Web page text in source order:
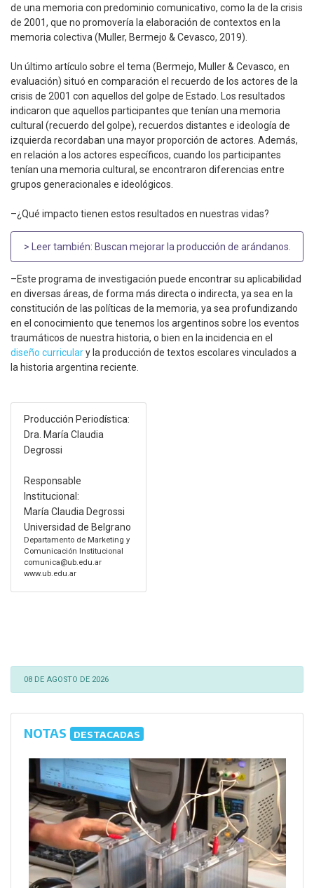
de una memoria con predominio comunicativo, como la de la crisis
de 2001, que no promovería la elaboración de contextos en la
memoria colectiva (Muller, Bermejo & Cevasco, 2019).
Un último artículo sobre el tema (Bermejo, Muller & Cevasco, en
evaluación) situó en comparación el recuerdo de los actores de la
crisis de 2001 con aquellos del golpe de Estado. Los resultados
indicaron que aquellos participantes que tenían una memoria
cultural (recuerdo del golpe), recuerdos distantes e ideología de
izquierda recordaban una mayor proporción de actores. Además,
en relación a los actores específicos, cuando los participantes
tenían una memoria cultural, se encontraron diferencias entre
grupos generacionales e ideológicos.
–¿Qué impacto tienen estos resultados en nuestras vidas?
> Leer también: Buscan mejorar la producción de arándanos
–Este programa de investigación puede encontrar su aplicabilidad
en diversas áreas, de forma más directa o indirecta, ya sea en la
constitución de las políticas de la memoria, ya sea profundizando
en el conocimiento que tenemos los argentinos sobre los eventos
traumáticos de nuestra historia, o bien en la incidencia en el
diseño curriculary la producción de textos escolares vinculados a
la historia argentina reciente.
Producción Periodística:
Dra. María Claudia
Degrossi
Responsable
Institucional:
María Claudia Degrossi
Universidad de Belgrano
Departamento de Marketing y
Comunicación Institucional
comunica@ub.edu.ar
www.ub.edu.ar
08 DE AGOSTO DE 2026
NOTAS DESTACADAS